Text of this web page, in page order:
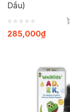
Dầu)
285,000₫